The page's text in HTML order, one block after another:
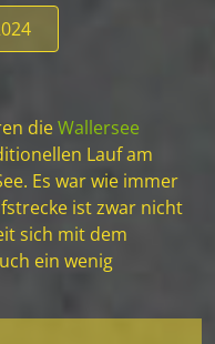
dieWallersee
Lauf am
Es war wie immer
ist zwar nicht
sich mit dem
ein wenig